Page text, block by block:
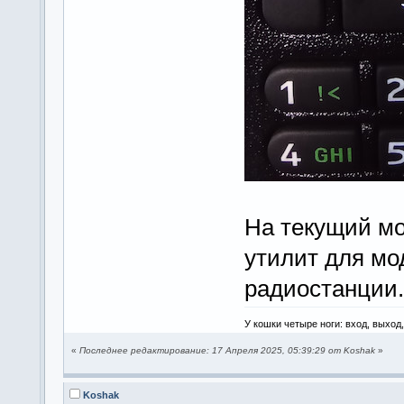
На текущий
утилит для
У кошки четыре ноги: вход,
« Последнее редактирование: 17 Апреля 2025, 05:39:29 от Koshak »
Koshak